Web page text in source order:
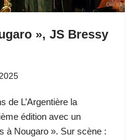
», JS Bressy
de L’Argentière la
édition avec un
à Nougaro ». Sur scène :